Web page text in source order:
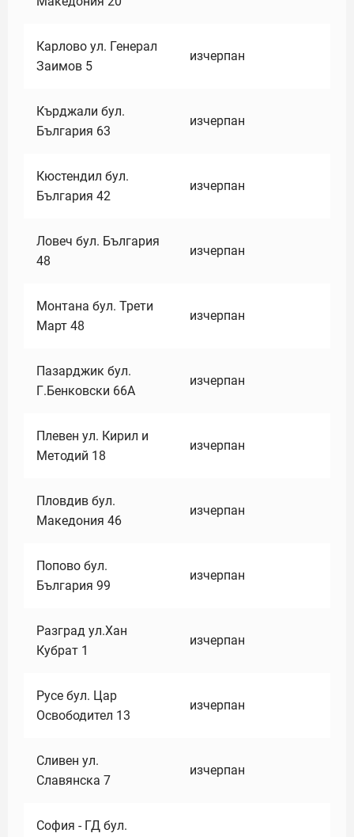
Карлово ул. Генерал
Заимов 5
изчерпан
Кърджали бул.
България 63
изчерпан
Кюстендил бул.
България 42
изчерпан
Ловеч бул. България
48
изчерпан
Монтана бул. Трети
Март 48
изчерпан
Пазарджик бул.
Г.Бенковски 66А
изчерпан
Плевен ул. Кирил и
Методий 18
изчерпан
Пловдив бул.
Македония 46
изчерпан
Попово бул.
България 99
изчерпан
Разград ул.Хан
Кубрат 1
изчерпан
Русе бул. Цар
Освободител 13
изчерпан
Сливен ул.
Славянска 7
изчерпан
София - ГД бул.